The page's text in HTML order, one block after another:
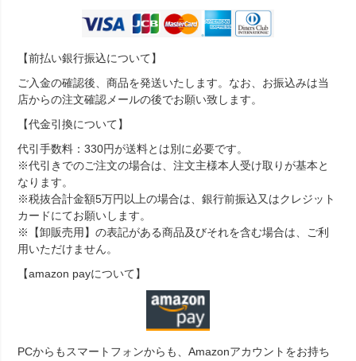
【前払い銀行振込について】
ご入金の確認後、商品を発送いたします。なお、お振込みは当
店からの注文確認メールの後でお願い致します。
【代金引換について】
代引手数料：330円が送料とは別に必要です。
※代引きでのご注文の場合は、注文主様本人受け取りが基本と
なります。
※税抜合計金額5万円以上の場合は、銀行前振込又はクレジット
カードにてお願いします。
※【卸販売用】の表記がある商品及びそれを含む場合は、ご利
用いただけません。
【amazon payについて】
PCからもスマートフォンからも、Amazonアカウントをお持ち